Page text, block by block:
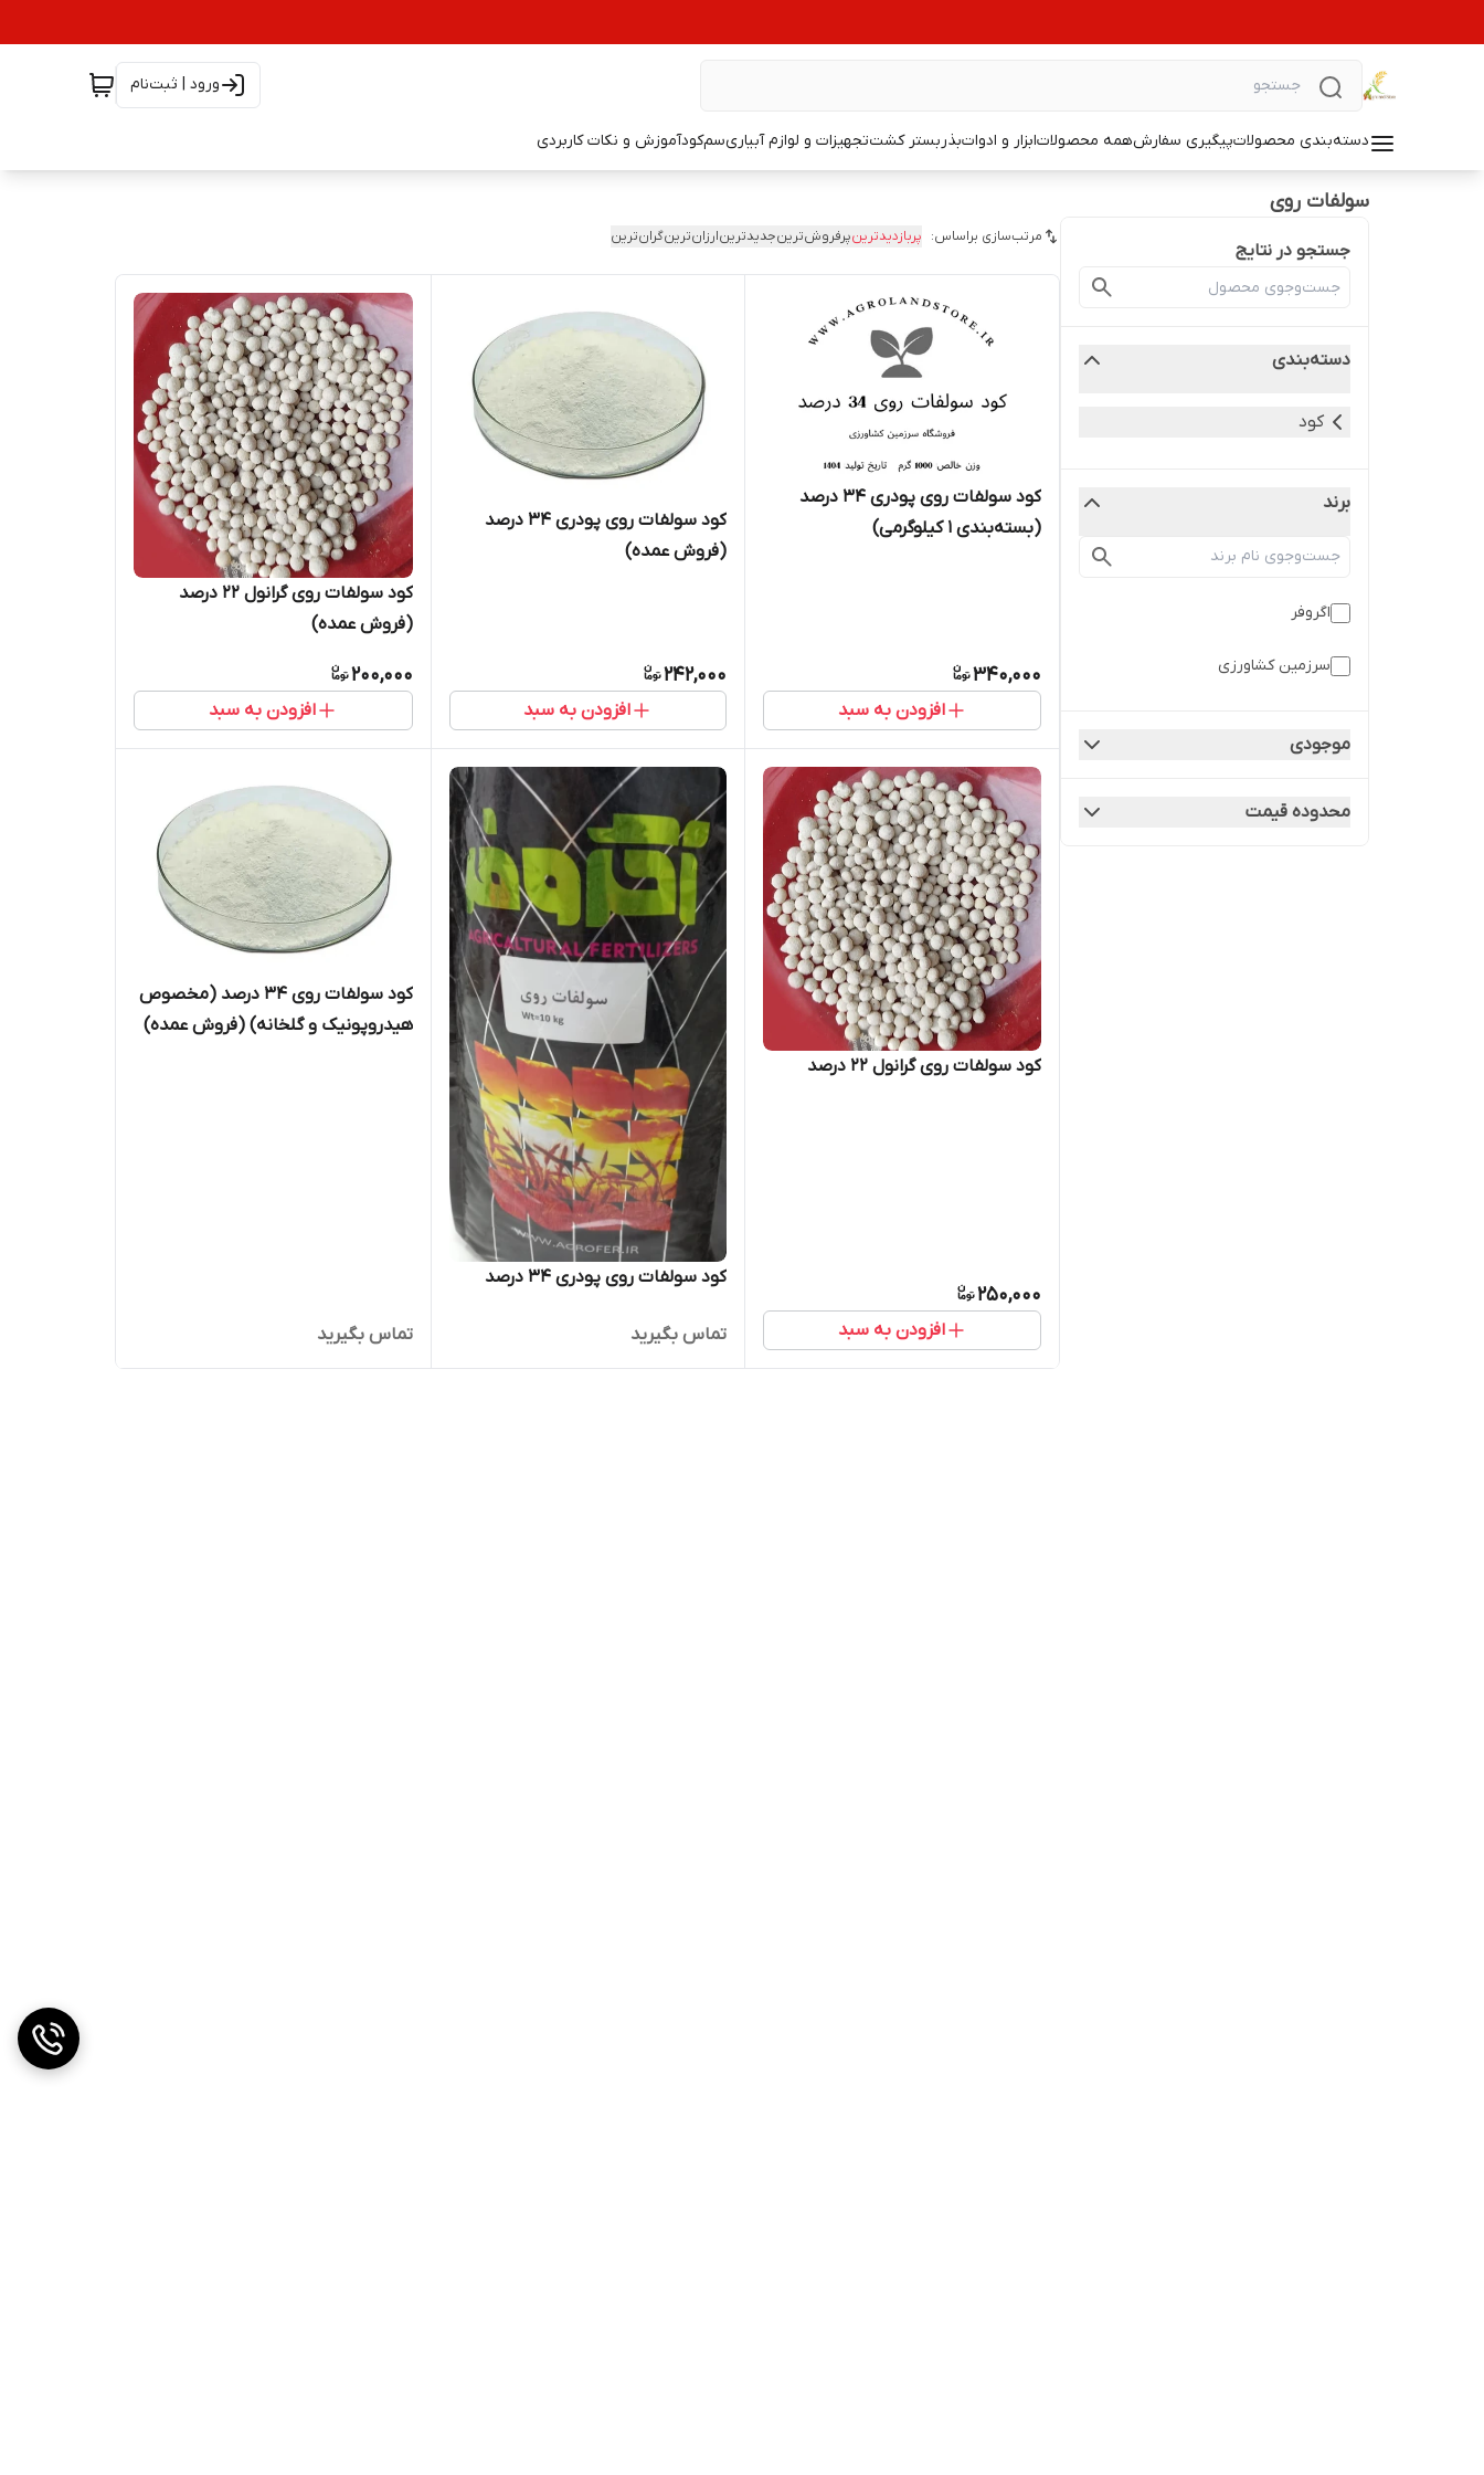
ورود | ثبت‌نام
دسته‌بندی محصولاتپیگیری سفارشهمه محصولاتابزار و ادواتبذربستر کشتتجهیزات و لوازم آبیاریسمکودآموزش و نکات کاربردی
سولفات روی
جستجو در نتایج
دسته‌بندی
کود
برند
اگروفر
سرزمین کشاورزی
موجودی
محدوده قیمت
مرتب‌سازی براساس: پربازدیدترینپرفروش‌ترینجدیدترینارزان‌ترینگران‌ترین
کود سولفات روی پودری 34 درصد
(بسته‌بندی 1 کیلوگرمی)
340,000
افزودن به سبد
کود سولفات روی پودری 34 درصد
(فروش عمده)
242,000
افزودن به سبد
کود سولفات روی گرانول ۲۲ درصد
(فروش عمده)
200,000
افزودن به سبد
کود سولفات روی گرانول ۲۲ درصد
250,000
افزودن به سبد
کود سولفات روی پودری 34 درصد
تماس بگیرید
کود سولفات روی 34 درصد (مخصوص
هیدروپونیک و گلخانه‌) (فروش عمده)
تماس بگیرید